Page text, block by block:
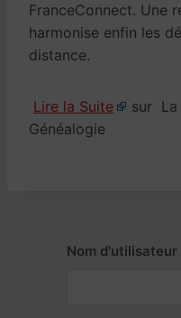
FranceConnect. Une
harmonise enfin les
distance.
Lire la Suite
sur La
Généalogie
Nom d'utilisateur